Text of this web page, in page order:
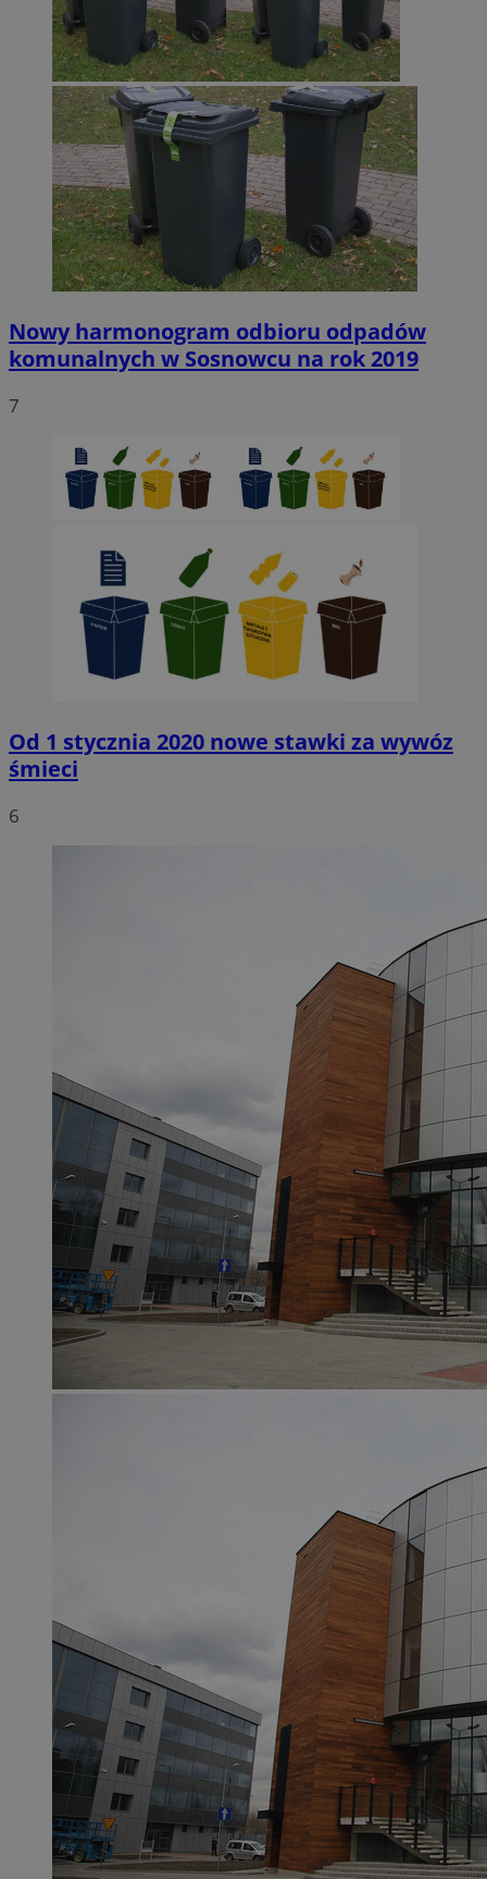
Nowy harmonogram odbioru odpadów
komunalnych w Sosnowcu na rok 2019
7
Od 1 stycznia 2020 nowe stawki za wywóz
śmieci
6